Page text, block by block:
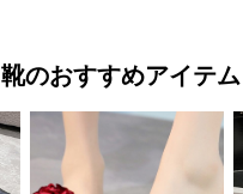
靴のおすすめアイテム